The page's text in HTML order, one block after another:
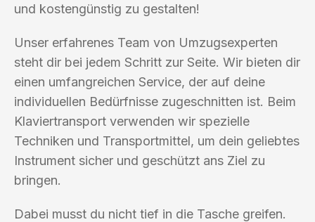
und kostengünstig zu gestalten!
Unser erfahrenes Team von Umzugsexperten
steht dir bei jedem Schritt zur Seite. Wir bieten dir
einen umfangreichen Service, der auf deine
individuellen Bedürfnisse zugeschnitten ist. Beim
Klaviertransport verwenden wir spezielle
Techniken und Transportmittel, um dein geliebtes
Instrument sicher und geschützt ans Ziel zu
bringen.
Dabei musst du nicht tief in die Tasche greifen.